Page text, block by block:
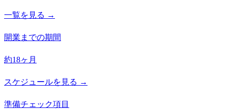
一覧を見る →
開業までの期間
約18ヶ月
スケジュールを見る →
準備チェック項目